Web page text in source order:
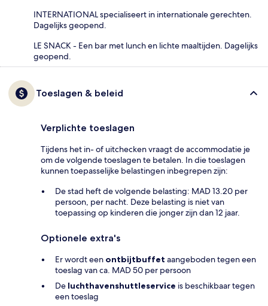
INTERNATIONAL specialiseert in internationale gerechten.
Dagelijks geopend.
LE SNACK - Een bar met lunch en lichte maaltijden. Dagelijks
geopend.
Toeslagen & beleid
Verplichte toeslagen
Tijdens het in- of uitchecken vraagt de accommodatie je
om de volgende toeslagen te betalen. In die toeslagen
kunnen toepasselijke belastingen inbegrepen zijn:
De stad heft de volgende belasting: MAD 13.20 per
persoon, per nacht. Deze belasting is niet van
toepassing op kinderen die jonger zijn dan 12 jaar.
Optionele extra's
Er wordt een ontbijtbuffet aangeboden tegen een
toeslag van ca. MAD 50 per persoon
De luchthavenshuttleservice is beschikbaar tegen
een toeslag